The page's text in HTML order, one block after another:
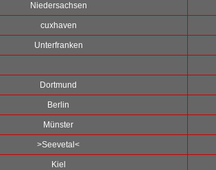
Niedersachsen
cuxhaven
Unterfranken
Dortmund
Berlin
Münster
>Seevetal<
Kiel